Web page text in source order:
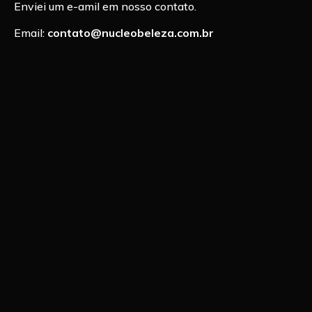
Enviei um e-amil em nosso contato.
Email: contato@nucleobeleza.com.br